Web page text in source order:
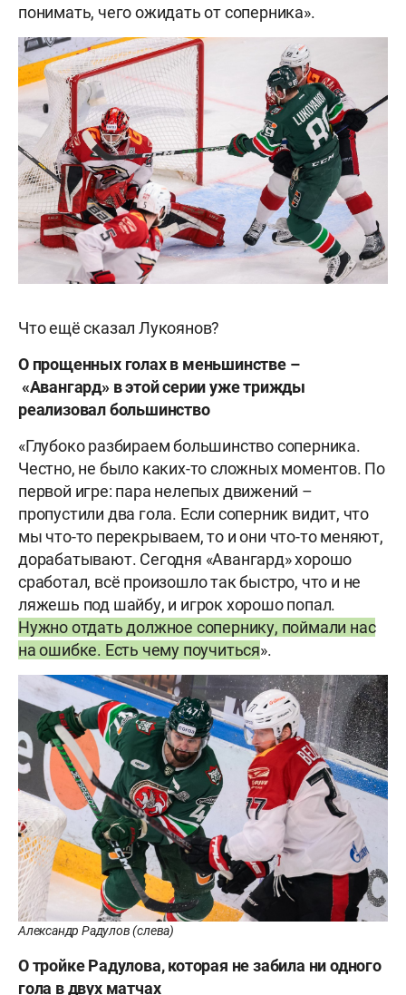
понимать, чего ожидать от соперника».
Что ещё сказал Лукоянов?
О прощенных голах в меньшинстве –
«Авангард» в этой серии уже трижды
реализовал большинство
«Глубоко разбираем большинство соперника.
Честно, не было каких-то сложных моментов. По
первой игре: пара нелепых движений –
пропустили два гола. Если соперник видит, что
мы что-то перекрываем, то и они что-то меняют,
дорабатывают. Сегодня «Авангард» хорошо
сработал, всё произошло так быстро, что и не
ляжешь под шайбу, и игрок хорошо попал.
Нужно отдать должное сопернику, поймали нас
на ошибке. Есть чему поучиться».
Александр Радулов (слева)
О тройкеРадулова, которая не забила ни одного
гола в двух матчах